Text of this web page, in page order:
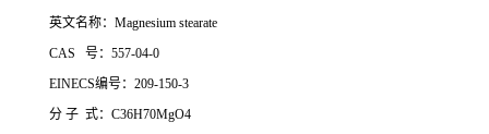
英文名称：Magnesium stearate
CAS 号：557-04-0
EINECS编号：209-150-3
分 子 式：C36H70MgO4